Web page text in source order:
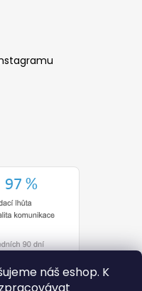
náš eshop. K